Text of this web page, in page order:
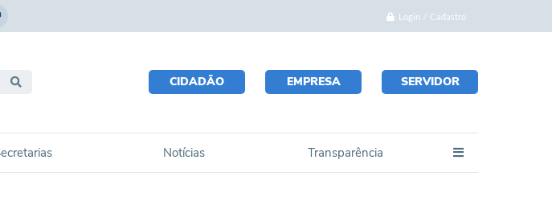
Login / Cadastro
CIDADÃO EMPRESA SERVIDOR
Notícias Transparência